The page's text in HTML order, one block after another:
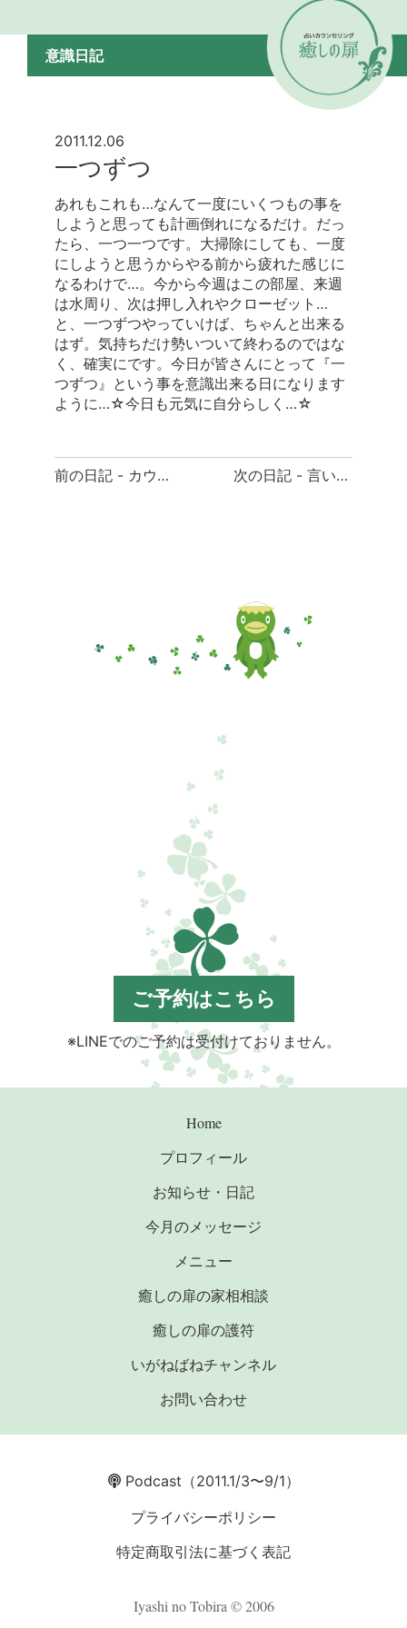
意識日記
2011.12.06
一つずつ
あれもこれも…なんて一度にいくつもの事を
しようと思っても計画倒れになるだけ。だっ
たら、一つ一つです。大掃除にしても、一度
にしようと思うからやる前から疲れた感じに
なるわけで…。今から今週はこの部屋、来週
は水周り、次は押し入れやクローゼット…
と、一つずつやっていけば、ちゃんと出来る
はず。気持ちだけ勢いついて終わるのではな
く、確実にです。今日が皆さんにとって『一
つずつ』という事を意識出来る日になります
ように…☆今日も元気に自分らしく…☆
前
前の日記 - カウントダウン 次の日記 - 言い訳をする前に…
ご予約はこちら
※LINEでのご予約は受付けておりません。
Home
プロフィール
お知らせ・日記
今月のメッセージ
メニュー
癒しの扉の家相相談
癒しの扉の護符
いがねばねチャンネル
お問い合わせ
Podcast （2011.1/3〜9/1）
プライバシーポリシー
特定商取引法に基づく表記
Iyashi no Tobira © 2006